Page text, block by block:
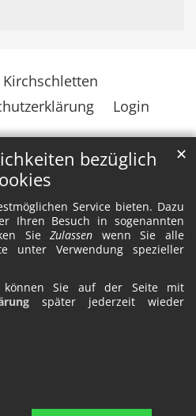
bezüglich
Service bieten. Dazu
Ihren Besuch in sogenannten
SieZulassen wenn Sie alle
unter Verwendung spezieller
können Sie auf der Seite mit
später jederzeit wieder
✕
Login